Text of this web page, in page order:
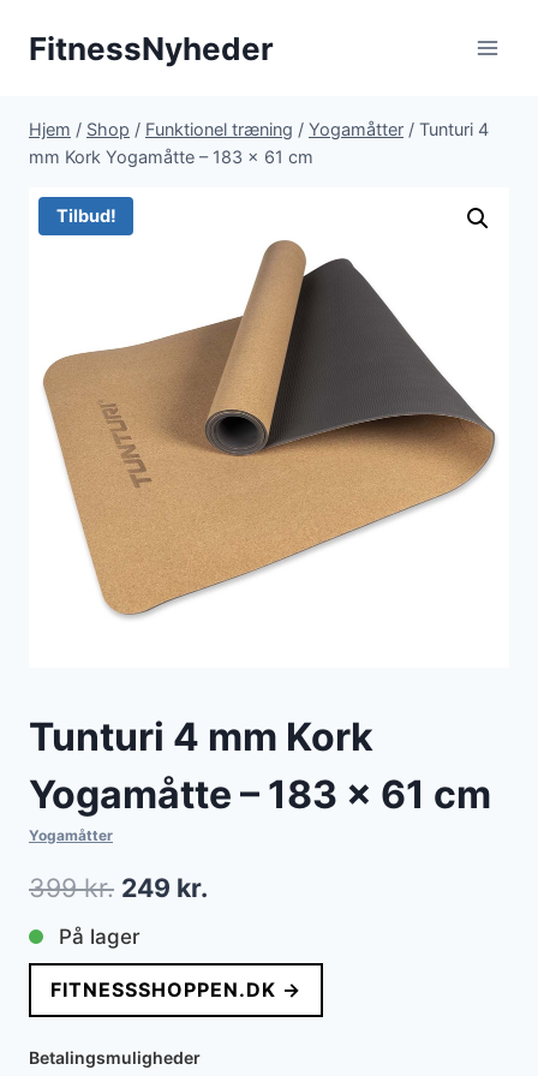
FitnessNyheder
Hjem / Shop / Funktionel træning / Yogamåtter / Tunturi 4
mm Kork Yogamåtte – 183 x 61 cm
Tilbud!
Tunturi 4 mm Kork
Yogamåtte – 183 x 61 cm
Yogamåtter
399kr. Den
oprindelige
pris
var:
399 kr..
249 kr.
pris
er:
På lager
FITNESSSHOPPEN.DK →
Betalingsmuligheder